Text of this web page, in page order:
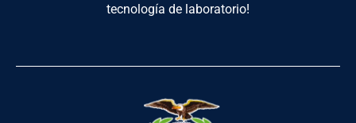
tecnología de laboratorio!